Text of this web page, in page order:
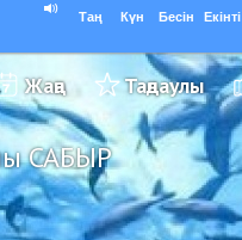
Таң Күн Бесін Екінті
Жаңа Таңдаулы
САБЫР